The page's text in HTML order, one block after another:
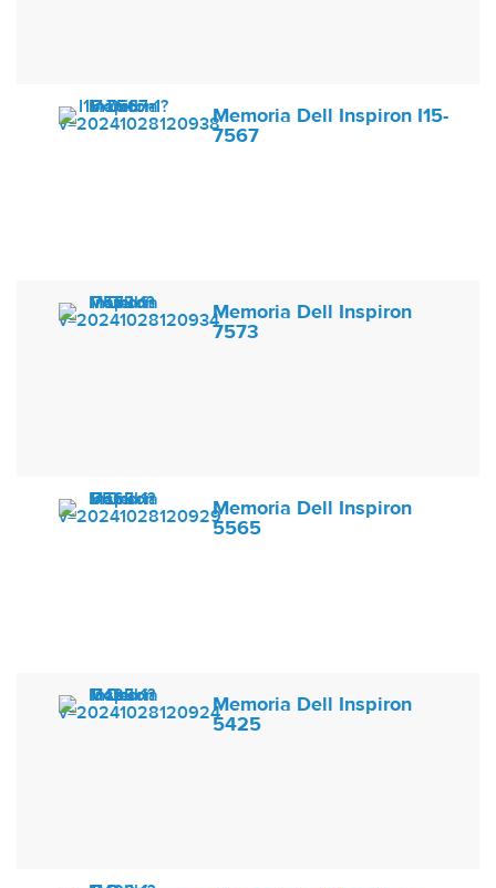
Memoria Dell Inspiron I15-
7567
Memoria Dell Inspiron
7573
Memoria Dell Inspiron
5565
Memoria Dell Inspiron
5425